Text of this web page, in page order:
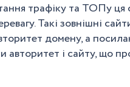
трафіку та ТОПу ця
Такі зовнішні
домену, а
авторитет і сайту, що